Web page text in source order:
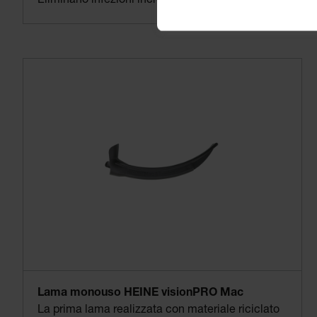
Lama monouso HEINE visionPRO Mac
La prima lama realizzata con materiale riciclato